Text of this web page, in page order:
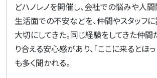
どハノレノを開催し、会社での悩みや人間
生活面での不安などを、仲間やスタッフ
大切にしてきた。同じ経験をしてきた仲
り合える安心感があり、「ここに来るとほ
も多く聞かれる。